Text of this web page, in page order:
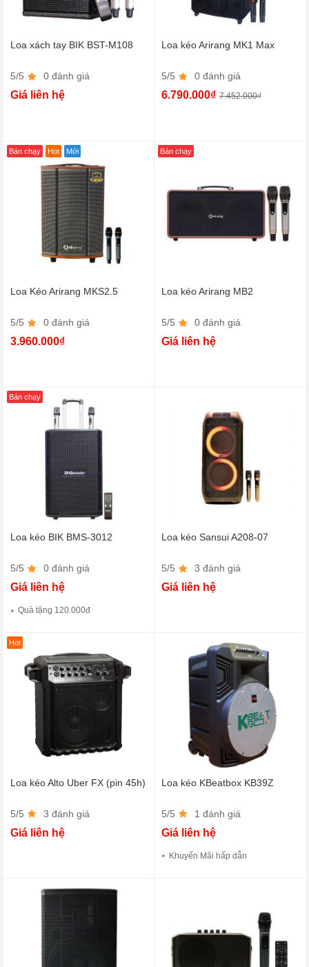
Loa xách tay BIK BST-M108
5/5 0 đánh giá
Giá liên hệ
Loa kéo Arirang MK1 Max
5/5 0 đánh giá
6.790.000₫ 7.452.000₫
Loa Kéo Arirang MKS2.5
5/5 0 đánh giá
3.960.000₫
Bán chạy Hot Mới
Loa kéo Arirang MB2
5/5 0 đánh giá
Giá liên hệ
Bán chạy
Loa kéo BIK BMS-3012
5/5 0 đánh giá
Giá liên hệ
Quà tặng 120.000đ
Bán chạy
Loa kéo Sansui A208-07
5/5 3 đánh giá
Giá liên hệ
Loa kéo Alto Uber FX (pin 45h)
5/5 3 đánh giá
Giá liên hệ
Hot
Loa kéo KBeatbox KB39Z
5/5 1 đánh giá
Giá liên hệ
Khuyến Mãi hấp dẫn